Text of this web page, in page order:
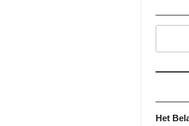
Het